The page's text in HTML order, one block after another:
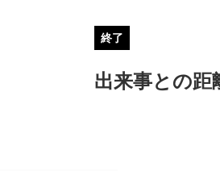
終了
出来事との